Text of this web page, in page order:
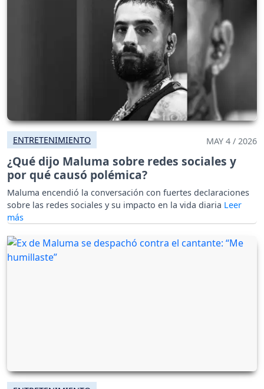
ENTRETENIMIENTO MAY 4 / 2026
¿Qué dijo Maluma sobre redes sociales y
por qué causó polémica?
Maluma encendió la conversación con fuertes declaraciones
sobre las redes sociales y su impacto en la vida diaria